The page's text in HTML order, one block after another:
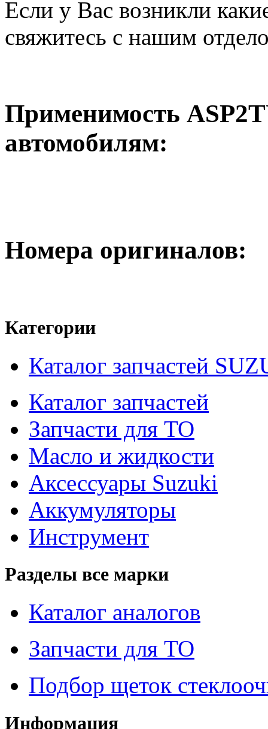
Если у Вас возникли
свяжитесь с нашим
Применимость
автомобилям:
Номера оригиналов:
Категории
Каталог запчастей
Каталог запчастей
Запчасти для ТО
Масло и жидкости
Аксессуары Suzuki
Аккумуляторы
Инструмент
Разделы все марки
Каталог аналогов
Запчасти для ТО
Подбор щеток
Информация